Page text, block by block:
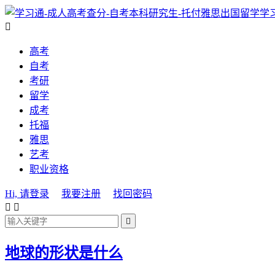
学

高考
自考
考研
留学
成考
托福
雅思
艺考
职业资格
Hi, 请登录 我要注册
找回密码
 

地球的形状是什么